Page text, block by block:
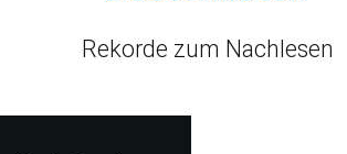
Rekorde zum Nachlesen